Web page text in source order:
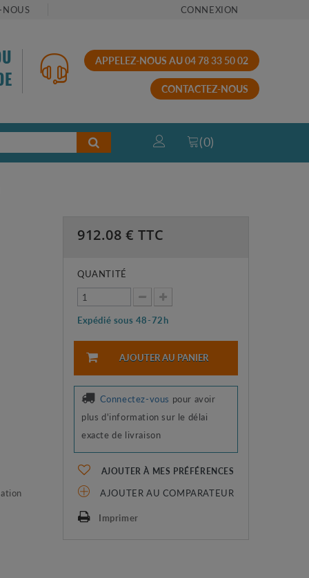
CONNEXION
APPELEZ-NOUS AU 04 78 33 50 02
CONTACTEZ-NOUS
(0)
912.08 € TTC
QUANTITÉ
Expédié sous 48-72h
AJOUTER AU PANIER
Connectez-vous pour avoir
plus d'information sur le délai
exacte de livraison
AJOUTER À MES PRÉFÉRENCES
AJOUTER AU COMPARATEUR
Imprimer